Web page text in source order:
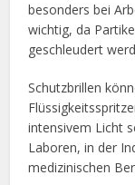
besonders bei
wichtig, da
geschleudert
Schutzbrillen
intensivem Licht
Laboren, in der
medizinischen